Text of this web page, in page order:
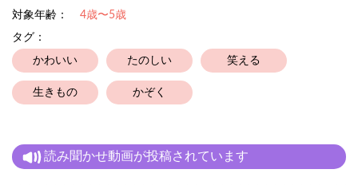
対象年齢：
4歳〜5歳
タグ：
かわいい たのしい 笑える
生きもの かぞく
読み聞かせ動画が投稿されています